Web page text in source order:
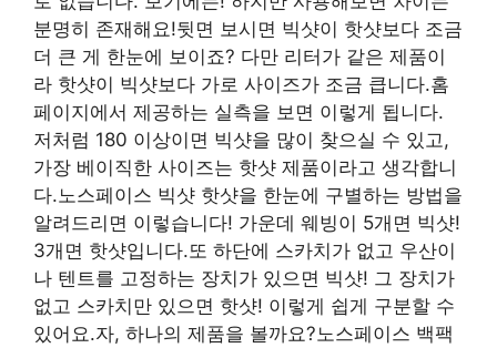
분명히 존재해요!뒷면 보시면 빅샷이 핫샷보다 조금
더 큰 게 한눈에 보이죠? 다만 리터가 같은 제품이
라 핫샷이 빅샷보다 가로 사이즈가 조금 큽니다.홈
페이지에서 제공하는 실측을 보면 이렇게 됩니다.
저처럼 180 이상이면 빅샷을 많이 찾으실 수 있고,
가장 베이직한 사이즈는 핫샷 제품이라고 생각합니
다.노스페이스 빅샷 핫샷을 한눈에 구별하는 방법을
알려드리면 이렇습니다! 가운데 웨빙이 5개면 빅샷!
3개면 핫샷입니다.또 하단에 스카치가 없고 우산이
나 텐트를 고정하는 장치가 있으면 빅샷! 그 장치가
없고 스카치만 있으면 핫샷! 이렇게 쉽게 구분할 수
있어요.자, 하나의 제품을 볼까요?노스페이스 백팩